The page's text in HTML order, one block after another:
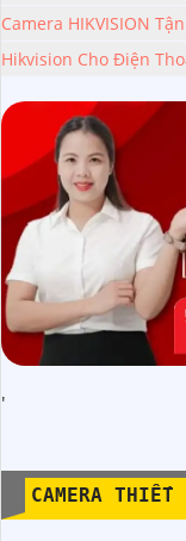
Camera HIKVISION
Hikvision Cho Điện
'
CAMERA